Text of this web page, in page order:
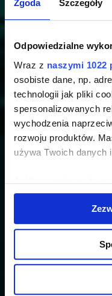
Zgoda Szczegóły
Odpowiedzialne
Wraz z naszymi 1022
osobiste dane, np.
technologii jak pliki
spersonalizowanych
wychodzenia
rozwoju produktów.
używa Twoich danych
Jeśli wyrazisz na to
geograficznej z
Identyfikować
analizując
(fingerprinting,